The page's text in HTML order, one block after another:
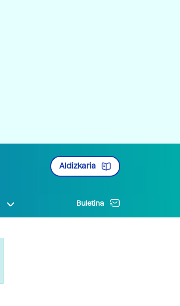
Aldizkaria
Buletina